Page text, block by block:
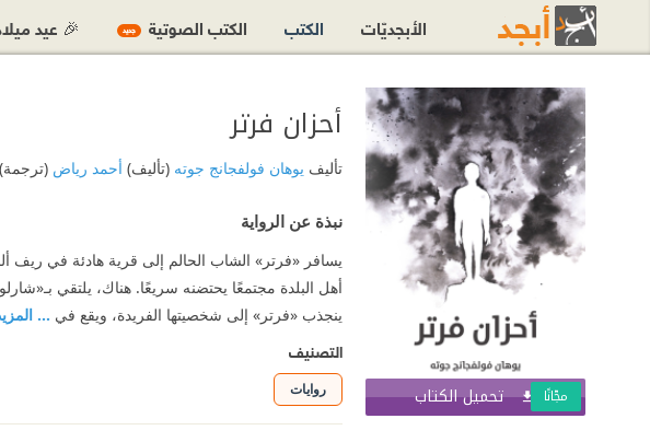
تحميل الكتاب مجّانًا
أحزان فرتر
تأليف يوهان فولفجانج جوته(تأليف) أحمد رياض(ترجمة)
نبذة عن الرواية
يسافر «فرتر» الشاب الحالم إلى قرية هادئة في ريف
أهل البلدة مجتمعًا يحتضنه سريعًا. هناك، يلتقي
ينجذب «فرتر» إلى شخصيتها الفريدة، ويقع في ...
التصنيف
روايات
الأبجديّات الكتب الكتب الصوتية جديد 🎉 عيد